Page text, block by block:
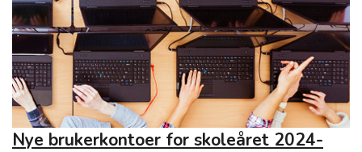
Nye brukerkontoer for skoleåret 2024-